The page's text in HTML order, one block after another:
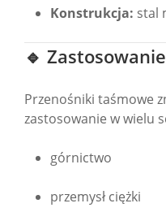
Konstrukcja: stal
🔹
Przenośniki taśmowe
zastosowanie w wielu
górnictwo
przemysł ciężki